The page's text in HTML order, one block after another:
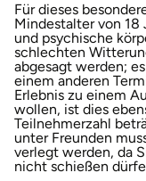
Für dieses
Mindestalter von 18
und psychische
schlechten
abgesagt werden;
einem anderen
Erlebnis zu einem
wollen, ist dies
Teilnehmerzahl
unter Freunden
verlegt werden, da
nicht schießen
Kamp-Lintfort
Karlsruhe
Kassel
Kempten